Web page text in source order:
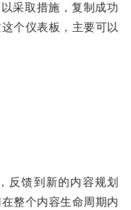
采取措施，复制成功
个仪表板，主要可以
反馈到新的内容规划
整个内容生命周期内